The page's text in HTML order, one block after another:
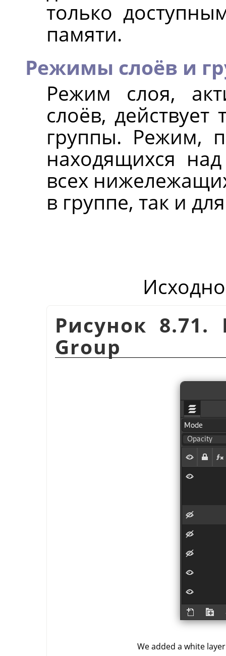
только
памяти.
Режимы слоёв и
Режим слоя,
слоёв,
группы. Режим,
находящихся
всех
в группе, так и
Рисунок
Group
We added a white